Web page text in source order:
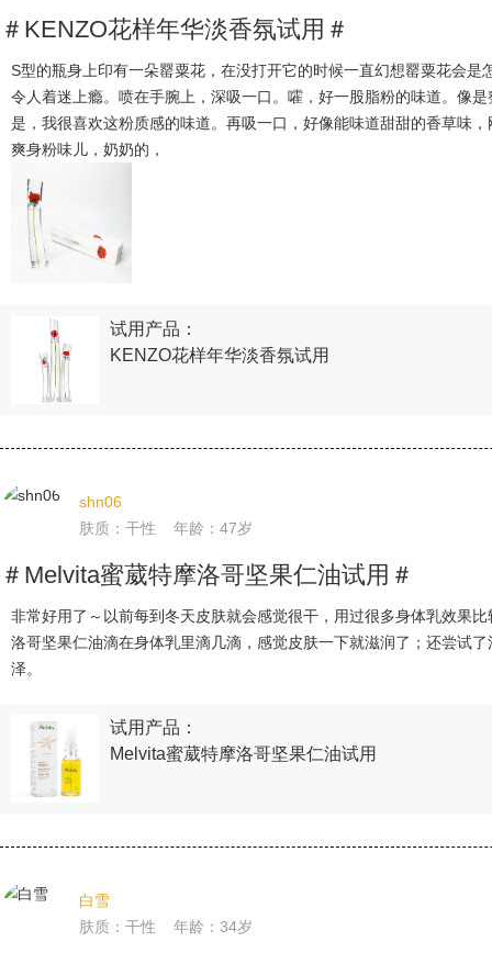
＃KENZO花样年华淡香氛试用＃
S型的瓶身上印有一朵罂粟花，在没打开它的时候一直幻想罂粟花会是
令人着迷上瘾。喷在手腕上，深吸一口。嚯，好一股脂粉的味道。像
是，我很喜欢这粉质感的味道。再吸一口，好像能味道甜甜的香草味
爽身粉味儿，奶奶的，
试用产品：
KENZO花样年华淡香氛试用
shn06
肤质：干性 年龄：47岁
＃Melvita蜜葳特摩洛哥坚果仁油试用＃
非常好用了～以前每到冬天皮肤就会感觉很干，用过很多身体乳效果
洛哥坚果仁油滴在身体乳里滴几滴，感觉皮肤一下就滋润了；还尝试
泽。
试用产品：
Melvita蜜葳特摩洛哥坚果仁油试用
白雪
肤质：干性 年龄：34岁